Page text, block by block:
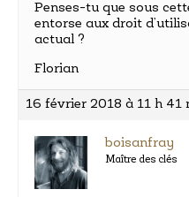
Penses-tu que sous
entorse aux droit
actual ?
Florian
16 février 2018 à 11 h 41
boisanfray
Maître des clés